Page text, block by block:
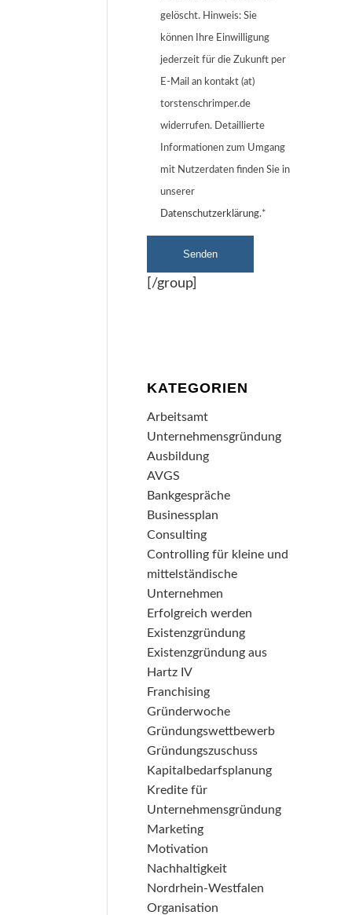
gelöscht. Hinweis: Sie
können Ihre Einwilligung
jederzeit für die Zukunft per
E-Mail an kontakt (at)
torstenschrimper.de
widerrufen. Detaillierte
Informationen zum Umgang
mit Nutzerdaten finden Sie in
unserer
Datenschutzerklärung.*
[/group]
KATEGORIEN
Arbeitsamt
Unternehmensgründung
Ausbildung
AVGS
Bankgespräche
Businessplan
Consulting
Controlling für kleine und
mittelständische
Unternehmen
Erfolgreich werden
Existenzgründung
Existenzgründung aus
Hartz IV
Franchising
Gründerwoche
Gründungswettbewerb
Gründungszuschuss
Kapitalbedarfsplanung
Kredite für
Unternehmensgründung
Marketing
Motivation
Nachhaltigkeit
Nordrhein-Westfalen
Organisation